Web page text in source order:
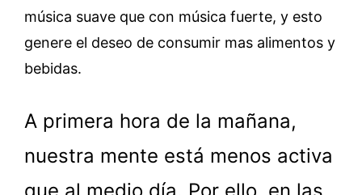
música suave que con música fuerte, y esto
genere el deseo de consumir mas alimentos y
bebidas.
A primera hora de la mañana,
nuestra mente está menos activa